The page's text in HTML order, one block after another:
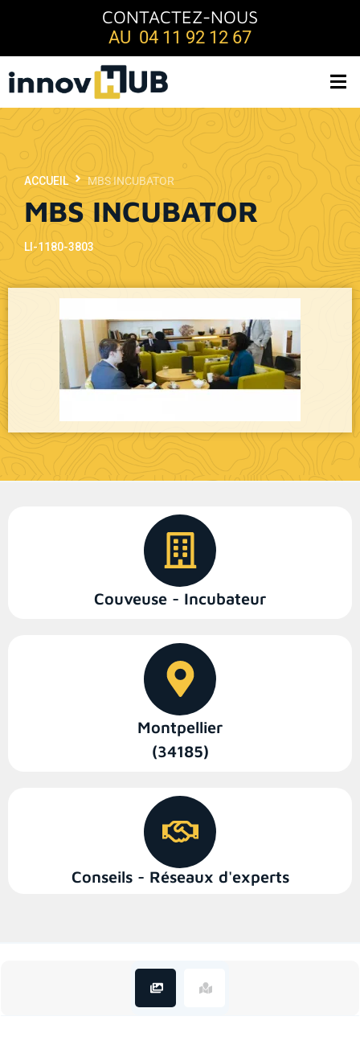
CONTACTEZ-NOUS
AU 04 11 92 12 67
MBS INCUBATOR
ACCUEIL MBS INCUBATOR
LI-1180-3803
Couveuse - Incubateur
Montpellier
(34185)
Conseils - Réseaux d'experts